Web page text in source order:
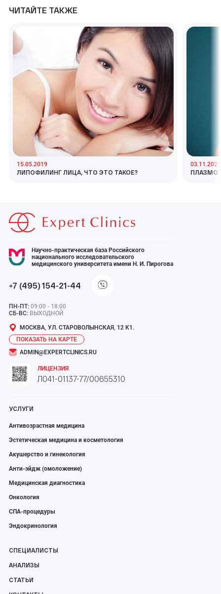
ЧИТАЙТЕ ТАКЖЕ
15.05.2019
ЛИПОФИЛИНГ ЛИЦА, ЧТО ЭТО ТАКОЕ?
03.11.2021
Научно-практическая база Российского
национального исследовательского
медицинского университета имени Н. И. Пирогова
+7 (495) 154-21-44
ПН-ПТ: 09:00 - 18:00
СБ-ВС: ВЫХОДНОЙ
МОСКВА, УЛ. СТАРОВОЛЫНСКАЯ, 12 К1.
ПОКАЗАТЬ НА КАРТЕ
ADMIN@EXPERTCLINICS.RU
ЛИЦЕНЗИЯ
Л041-01137-77/00655310
УСЛУГИ
Антивозрастная медицина
Эстетическая медицина и косметология
Акушерство и гинекология
Анти-эйдж (омоложение)
Медицинская диагностика
Онкология
СПА-процедуры
Эндокринология
СПЕЦИАЛИСТЫ
АНАЛИЗЫ
СТАТЬИ